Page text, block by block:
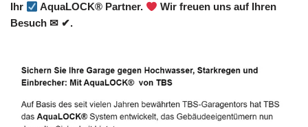
Ihr
AquaLOCK® Partner.
Wir freuen uns auf Ihren
Besuch ✉ ✔.